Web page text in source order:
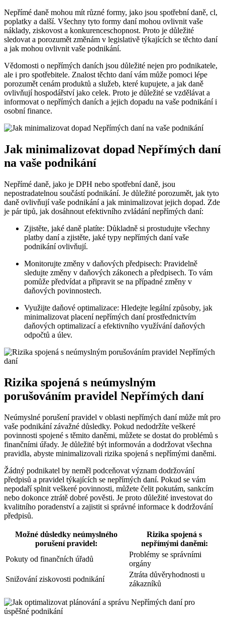
Nepřímé daně mohou mít různé formy, jako jsou spotřební daně, cl,
poplatky a další. Všechny tyto formy daní mohou ovlivnit vaše
náklady, ziskovost a konkurenceschopnost. Proto je důležité
sledovat a porozumět změnám v legislativě týkajících se těchto daní
a jak mohou ovlivnit vaše podnikání.
Vědomosti o nepřímých daních jsou důležité nejen pro podnikatele,
ale i pro spotřebitele. Znalost těchto daní vám může pomoci lépe
porozumět cenám produktů a služeb, které kupujete, a jak daně
ovlivňují hospodářství jako celek. Proto je důležité se vzdělávat a
informovat o nepřímých daních a jejich dopadu na vaše podnikání i
osobní finance.
Jak minimalizovat dopad Nepřímých daní
na vaše podnikání
Nepřímé daně, jako je DPH nebo spotřební daně, jsou
nepostradatelnou součástí podnikání. Je důležité porozumět, jak tyto
daně ovlivňují vaše podnikání a jak minimalizovat jejich dopad. Zde
je pár tipů, jak dosáhnout efektivního zvládání nepřímých daní:
Zjistěte, jaké daně platíte: Důkladně si prostudujte všechny
platby daní a zjistěte, jaké typy nepřímých daní vaše
podnikání ovlivňují.
Monitorujte změny v daňových předpisech: Pravidelně
sledujte změny v daňových zákonech a předpisech. To vám
pomůže předvídat a připravit se na případné změny v
daňových povinnostech.
Využijte daňové optimalizace: Hledejte legální způsoby, jak
minimalizovat placení nepřímých daní prostřednictvím
daňových optimalizací a efektivního využívání daňových
odpočtů a úlev.
Rizika spojená s neúmyslným
porušováním pravidel Nepřímých daní
Neúmyslné porušení pravidel v oblasti nepřímých daní může mít pro
vaše podnikání závažné důsledky. Pokud nedodržíte veškeré
povinnosti spojené s těmito daněmi, můžete se dostat do problémů s
finančními úřady. Je důležité být informován a dodržovat všechna
pravidla, abyste minimalizovali rizika spojená s nepřímými daněmi.
Žádný podnikatel by neměl podceňovat význam dodržování
předpisů a pravidel týkajících se nepřímých daní. Pokud se vám
nepodaří splnit veškeré povinnosti, můžete čelit pokutám, sankcím
nebo dokonce ztrátě dobré pověsti. Je proto důležité investovat do
kvalitního poradenství a zajistit si správné informace k dodržování
předpisů.
Možné důsledky neúmyslného
porušení pravidel:
Rizika spojená s
nepřímými daněmi:
Pokuty od finančních úřadů
Problémy se správními
orgány
Snižování ziskovosti podnikání
Ztráta důvěryhodnosti u
zákazníků